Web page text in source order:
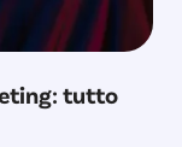
tutto